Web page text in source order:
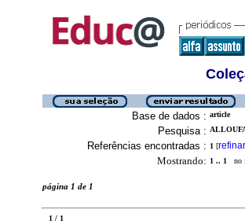
Base de dados : article
Pesquisa :
Referências encontradas : 1 [refinar
Mostrando: 1 .. 1 no
página 1 de 1
1 / 1